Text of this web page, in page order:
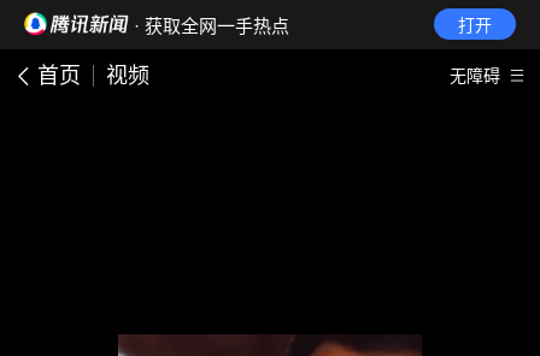
· 获取全网一手热点 打开
首页 视频 无障碍